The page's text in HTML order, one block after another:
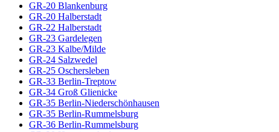
GR-20 Blankenburg
GR-20 Halberstadt
GR-22 Halberstadt
GR-23 Gardelegen
GR-23 Kalbe/Milde
GR-24 Salzwedel
GR-25 Oschersleben
GR-33 Berlin-Treptow
GR-34 Groß Glienicke
GR-35 Berlin-Niederschönhausen
GR-35 Berlin-Rummelsburg
GR-36 Berlin-Rummelsburg